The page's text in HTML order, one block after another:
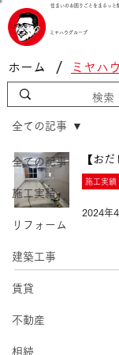
ミヤハウグループ
住まいのお困りごとをまるっと
ホーム / ミヤハ
全ての記事
施工実績
リフォーム
建築工事
賃貸
不動産
相続
全ての記事
【お
施工実績
2024年